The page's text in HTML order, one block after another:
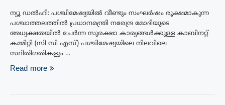
ന്യൂ ഡൽഹി: പശ്ചിമേഷ്യയിൽ വീണ്ടും സംഘർഷം രൂക്ഷമാകുന്ന
പശ്ചാത്തലത്തിൽ പ്രധാനമന്ത്രി നരേന്ദ്ര മോദിയുടെ
അധ്യക്ഷതയിൽ ചേർന്ന സുരക്ഷാ കാര്യങ്ങൾക്കുള്ള കാബിനറ്റ്
കമ്മിറ്റി (സി സി എസ്) പശ്ചിമേഷ്യയിലെ നിലവിലെ
സ്ഥിതിഗതികളും …
Read more